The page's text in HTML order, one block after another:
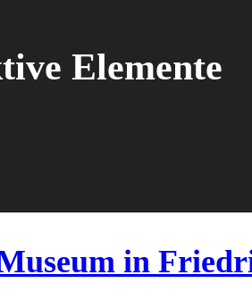
Elemente
in